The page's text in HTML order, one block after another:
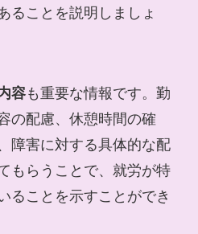
ることを説明しましょ
容も重要な情報です。勤
の配慮、休憩時間の確
障害に対する具体的な配
もらうことで、就労が特
ることを示すことができ